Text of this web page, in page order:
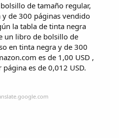
de tamaño regular,
de 300 páginas vendido
la tabla de tinta negra
un libro de bolsillo de
en tinta negra y de 300
es de 1,00 USD ,
es de 0,012 USD.